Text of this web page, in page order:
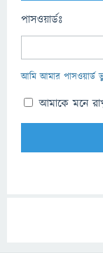
পাসওয়ার্ডঃ
আমি আমার পাসওয়ার্ড
আমাকে মনে